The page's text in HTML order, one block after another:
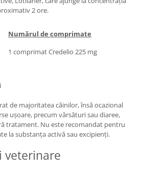
2 ore.
Numărul de comprimate
1 comprimat Credelio 225 mg
de majoritatea câinilor, însă ocazional
ușoare, precum vărsături sau diaree,
tratament. Nu este recomandat pentru
la substanța activă sau excipienți.
veterinare